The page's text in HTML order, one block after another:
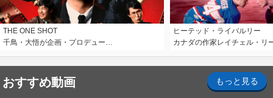
THE ONE SHOT
千鳥・大悟が企画・プロデュー…
ヒーテッド・ライバルリー
カナダの作家レイチェル・リ
おすすめ動画 もっと見る